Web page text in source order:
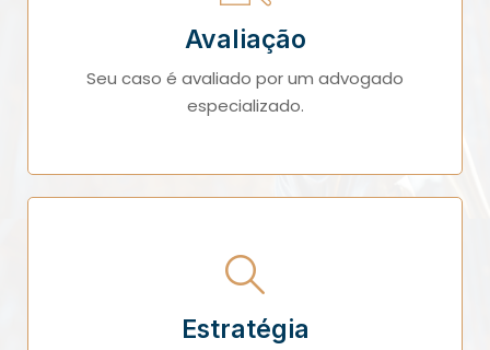
Avaliação
Seu caso é avaliado por um advogado
especializado.
Estratégia